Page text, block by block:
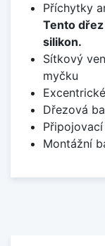
Příchytky
Tento
silikon.
Sítkový
myčku
Dřezová
Montážní